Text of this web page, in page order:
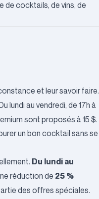
de cocktails, de vins, de
et leur savoir faire.
lundi au vendredi, de 17h à
sont proposés à 15 $.
un bon cocktail sans se
Du lundi au
réduction de 25 %
des offres spéciales.